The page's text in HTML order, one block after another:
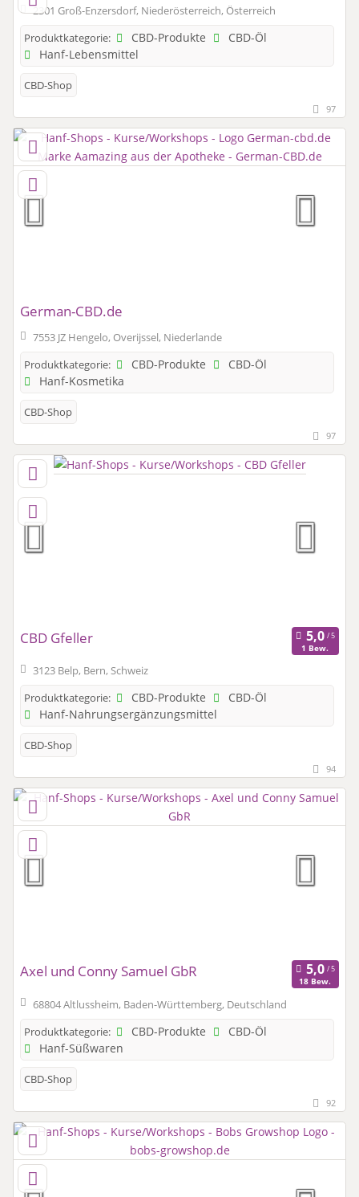
2301 Groß-Enzersdorf, Niederösterreich, Österreich
Produktkategorie:
CBD-Produkte
CBD-Öl
Hanf-Lebensmittel
CBD-Shop
97
German-CBD.de
7553 JZ Hengelo, Overijssel, Niederlande
Produktkategorie:
CBD-Produkte
CBD-Öl
Hanf-Kosmetika
CBD-Shop
97
CBD Gfeller
1 Bew.
3123 Belp, Bern, Schweiz
Produktkategorie:
CBD-Produkte
CBD-Öl
Hanf-Nahrungsergänzungsmittel
CBD-Shop
94
Axel und Conny Samuel GbR
18 Bew.
68804 Altlussheim, Baden-Württemberg, Deutschland
Produktkategorie:
CBD-Produkte
CBD-Öl
Hanf-Süßwaren
CBD-Shop
92